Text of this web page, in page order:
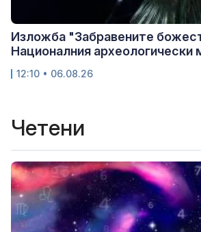
Изложба "Забравените
Националния археологически
12:10 • 06.08.26
Четени